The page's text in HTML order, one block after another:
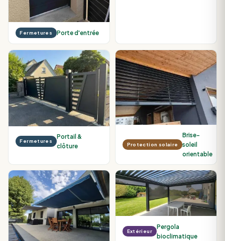
Fermetures Porte d'entrée
Fermetures
Portail &
clôture
Protection solaire
Brise-
soleil
orientable
Extérieur
Pergola
bioclimatique